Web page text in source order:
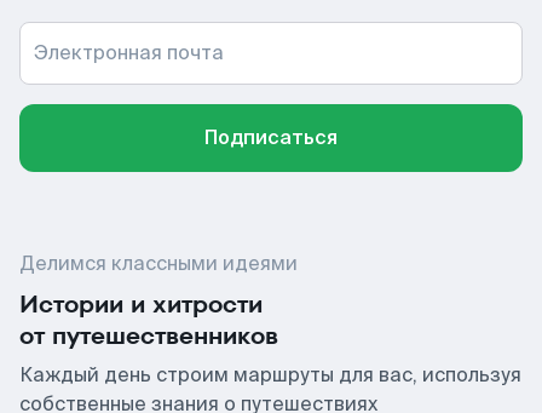
Электронная почта
Подписаться
Делимся классными идеями
Истории и хитрости
от путешественников
Каждый день строим маршруты для вас, используя
собственные знания о путешествиях